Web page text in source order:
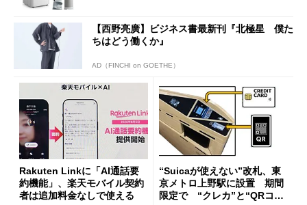
【西野亮廣】ビジネス書最新刊『北極星 僕た
ちはどう働くか』
AD（FINCHI on GOETHE）
Rakuten Linkに「AI通話要
約機能」、楽天モバイル契約
者は追加料金なしで使える
“Suicaが使えない”改札、東
京メトロ上野駅に設置 期間
限定で “クレカ”と“QRコー